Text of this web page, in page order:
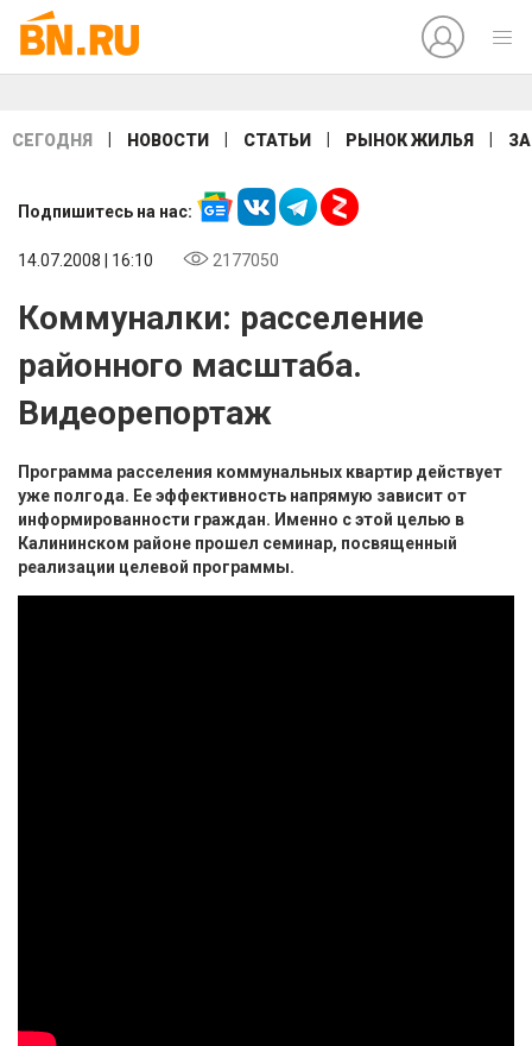
СЕГОДНЯ НОВОСТИ СТАТЬИ РЫНОК ЖИЛЬЯ
Подпишитесь на нас:
14.07.2008 | 16:10 2177050
Коммуналки: расселение
районного масштаба.
Видеорепортаж
Программа расселения коммунальных квартир действует
уже полгода. Ее эффективность напрямую зависит от
информированности граждан. Именно с этой целью в
Калининском районе прошел семинар, посвященный
реализации целевой программы.